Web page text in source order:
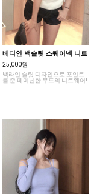
베디안 백슬릿 스퀘어넥 니트
25,000원
백라인 슬릿 디자인으로 포인트
를 준 페미닌한 무드의 니트웨어!